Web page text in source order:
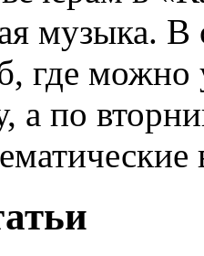
музыка. В
где можно
а по